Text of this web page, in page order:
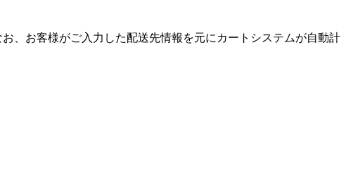
、お客様がご入力した配送先情報を元にカートシステムが自動計